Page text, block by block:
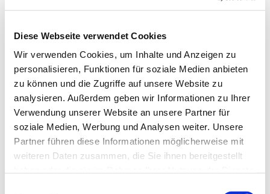
Diese Webseite verwendet Cookies
Wir verwenden Cookies, um Inhalte und Anzeigen zu
personalisieren, Funktionen für soziale Medien anbieten
zu können und die Zugriffe auf unsere Website zu
analysieren. Außerdem geben wir Informationen zu Ihrer
Verwendung unserer Website an unsere Partner für
soziale Medien, Werbung und Analysen weiter. Unsere
Partner führen diese Informationen möglicherweise mit
weiteren Daten zusammen, die Sie ihnen bereitgestellt